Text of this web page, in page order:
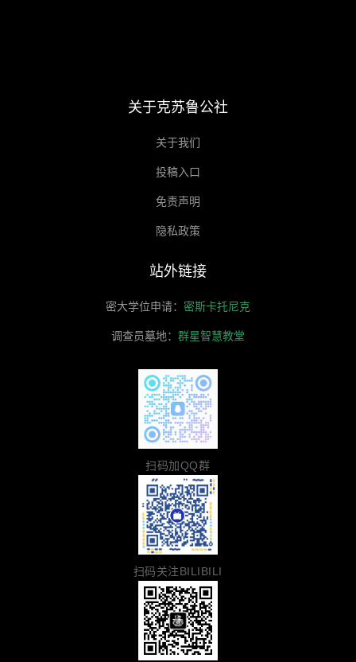
关于克苏鲁公社
关于我们
投稿入口
免责声明
隐私政策
站外链接
密大学位申请： 密斯卡托尼克
调查员墓地： 群星智慧教堂
扫码加QQ群
扫码关注BILIBILI